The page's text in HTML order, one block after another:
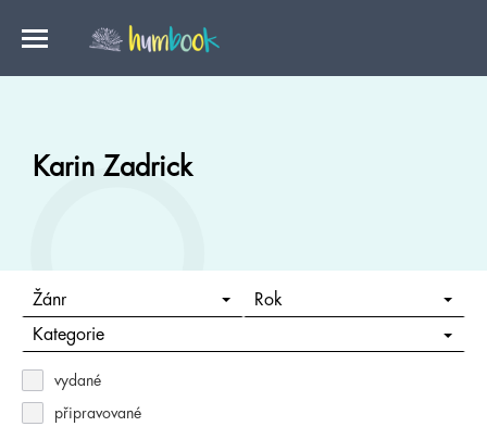
Karin Zadrick
Žánr Rok
Kategorie
vydané
připravované